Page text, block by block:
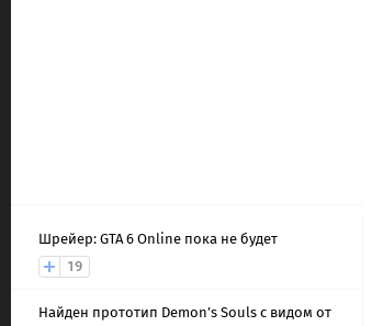
Шрейер: GTA 6 Online пока не будет
19
Найден прототип Demon’s Souls с видом от